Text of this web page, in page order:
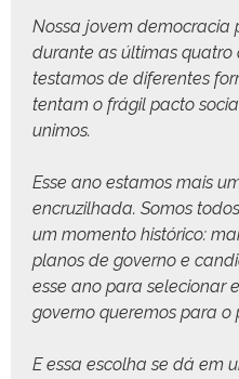
Nos­sa jovem democ­ra­cia
durante as últi­mas qua­tro
tes­ta­mos de difer­entes
ten­tam o frágil pacto
unimos.
Esse ano esta­mos mais
encruzil­ha­da. Somos
um momen­to históri­co:
planos de gov­er­no e
esse ano para sele­cionar
gov­er­no quer­e­mos para o
E essa escol­ha se dá em